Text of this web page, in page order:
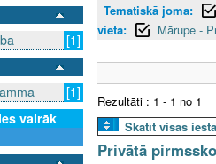
[1]
[1]
vairāk
Tematiskā joma:
vieta:
Mārupe -
Rezultāti : 1 - 1 no 1
Skatīt visas
Privātā